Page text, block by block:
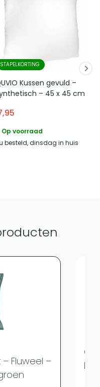
STAPELKORTING
Kussen gevuld –
– 45 x 45 cm
Op voorraad
besteld, dinsdag in huis
– Fluweel –